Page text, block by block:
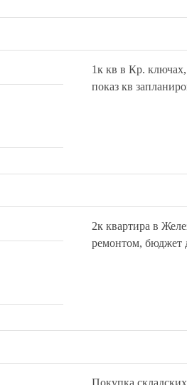
1к кв в Кр.
показ кв
2к квартира в
ремонтом, бюджет
Покупка